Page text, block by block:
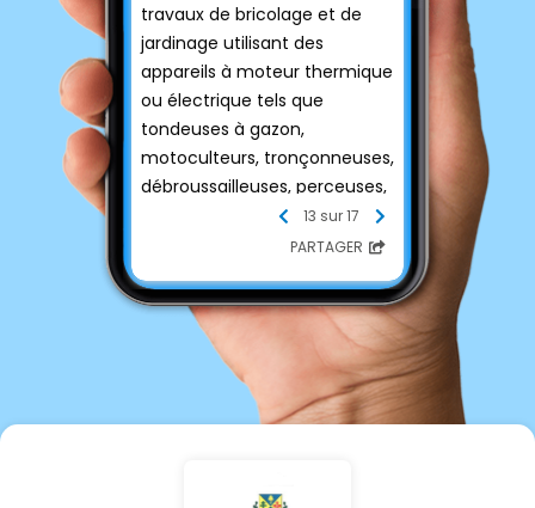
travaux de bricolage et de
jardinage utilisant des
appareils à moteur thermique
ou électrique tels que
tondeuses à gazon,
motoculteurs, tronçonneuses,
débroussailleuses, perceuses,
raboteuses, scies, etc, ne sont
autorisés qu’aux horaires
- du lundi au vendredi : 8h-
12h/14h-20h
- le samedi : 9h-12h/14h-18h
- le dimanche et jours fériés :
Merci de bien vouloir
13 sur 17
PARTAGER